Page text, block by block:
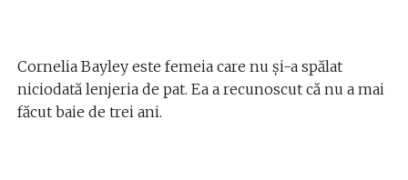
Cornelia Bayley este femeia care nu și-a spălat
niciodată lenjeria de pat. Ea a recunoscut că nu a mai
făcut baie de trei ani.